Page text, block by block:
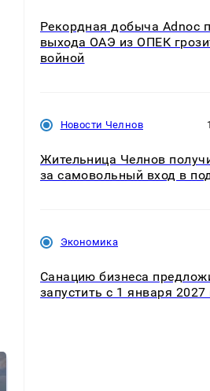
Рекордная добыча Adnoc
выхода ОАЭ из ОПЕК
войной
Новости Челнов
Жительница Челнов
за самовольный вход в
Экономика
Санацию бизнеса
запустить с 1 января 2027